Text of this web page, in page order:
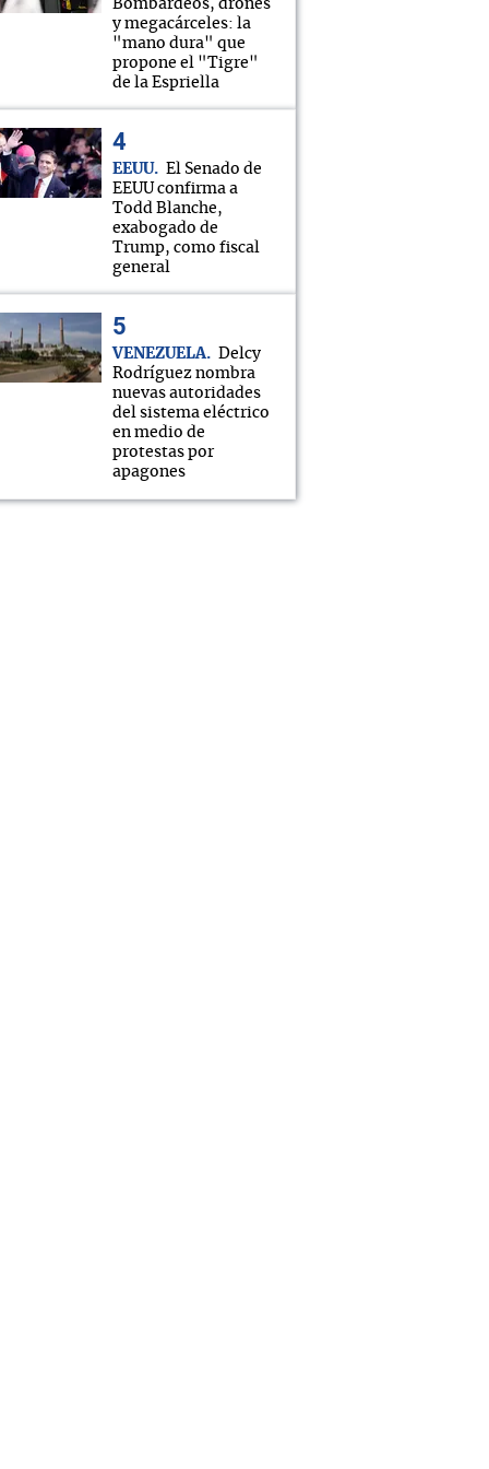
Bombardeos, drones
y megacárceles: la
"mano dura" que
propone el "Tigre"
de la Espriella
EEUU
El Senado de
EEUU confirma a
Todd Blanche,
exabogado de
Trump, como fiscal
general
VENEZUELA
Delcy
Rodríguez nombra
nuevas autoridades
del sistema eléctrico
en medio de
protestas por
apagones